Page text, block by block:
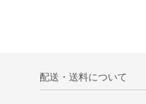
配送・送料について